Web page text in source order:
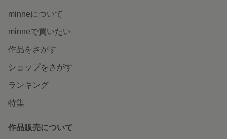
minneについて
minneで買いたい
作品をさがす
ショップをさがす
ランキング
特集
作品販売について